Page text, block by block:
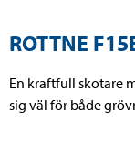
ROTTNE
En kraftfull skotare
sig väl för både